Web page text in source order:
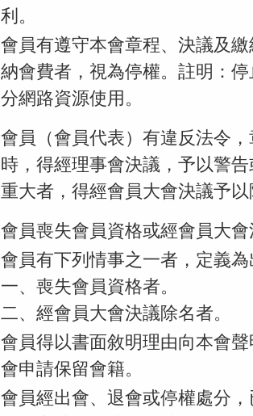
利。
會員有遵守本會章程、決議及
納會費者，視為停權。註明：
分網路資源使用。
會員（會員代表）有違反法令
時，得經理事會決議，予以警
重大者，得經會員大會決議予
會員喪失會員資格或經會員大
會員有下列情事之一者，定義
一、喪失會員資格者。
二、經會員大會決議除名者。
會員得以書面敘明理由向本會
會申請保留會籍。
會員經出會、退會或停權處分